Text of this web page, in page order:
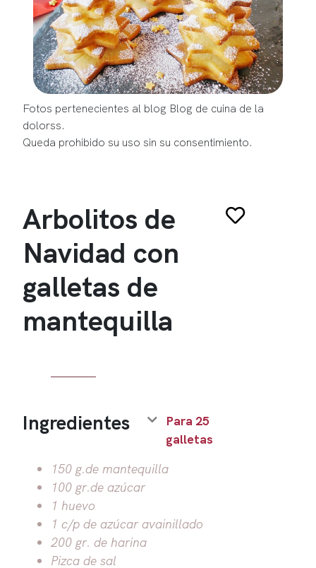
Fotos pertenecientes al blog Blog de cuina de la
dolorss.
Queda prohibido su uso sin su consentimiento.
Arbolitos de
Navidad con
galletas de
mantequilla
Ingredientes
Para 25
galletas
150 g.de mantequilla
100 gr.de azúcar
1 huevo
1 c/p de azúcar avainillado
200 gr. de harina
Pizca de sal